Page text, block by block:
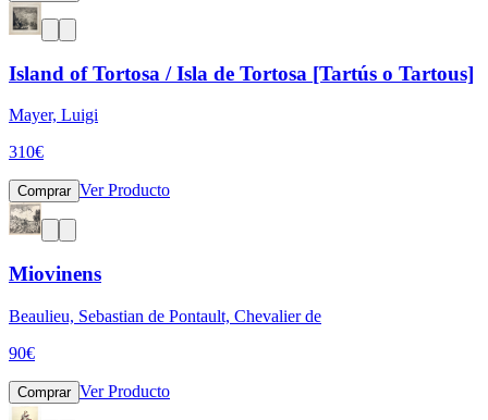
Island of Tortosa / Isla de Tortosa [Tartús o Tartous]
Mayer, Luigi
310€
Comprar Ver Producto
Miovinens
Beaulieu, Sebastian de Pontault, Chevalier de
90€
Comprar Ver Producto